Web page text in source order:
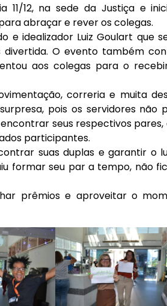
11/12, na sede da Justiça e
abraçar e rever os colegas.
e idealizador Luiz Goulart que
O evento também
aos colegas para o
correria e muita
pois os servidores não
seus respectivos pares,
participantes.
suas duplas e garantir o
formar seu par a tempo, não
prêmios e aproveitar o